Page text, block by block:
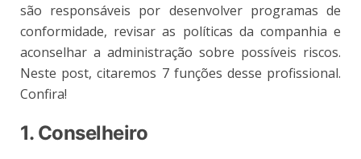
são responsáveis ​​por desenvolver programas de
conformidade, revisar as políticas da companhia e
aconselhar a administração sobre possíveis riscos.
Neste post, citaremos 7 funções desse profissional.
Confira!
1. Conselheiro